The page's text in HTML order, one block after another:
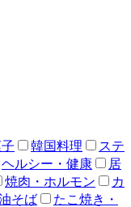
韓国料理
ステ
ヘルシー・健康
居
焼肉・ホルモン
カ
そば
たこ焼き・